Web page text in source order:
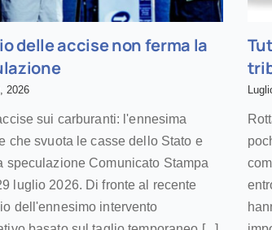
delle accise non ferma la
2026
sui carburanti: l'ennesima
che svuota le casse dello Stato e
speculazione Comunicato Stampa
luglio 2026. Di fronte al recente
dell'ennesimo intervento